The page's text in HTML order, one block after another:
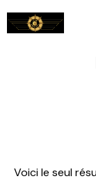
Voici le seul